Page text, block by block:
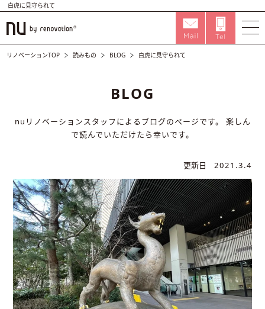
白虎に見守られて
リノベーションTOP 読みもの BLOG 白虎に見守られて
BLOG
nuリノベーションスタッフによるブログのページです。
楽しん
で読んでいただけたら幸いです。
更新日 2021.3.4